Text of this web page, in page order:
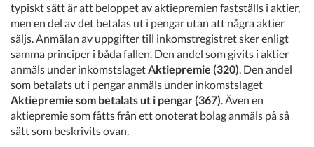
typiskt sätt är att beloppet av aktiepremien fastställs i aktier,
men en del av det betalas ut i pengar utan att några aktier
säljs. Anmälan av uppgifter till inkomstregistret sker enligt
samma principer i båda fallen. Den andel som givits i aktier
anmäls under inkomstslagetAktiepremie (320). Den andel
som betalats ut i pengar anmäls under inkomstslaget
Aktiepremie som betalats ut i pengar (367). Även en
aktiepremie som fåtts från ett onoterat bolag anmäls på så
sätt som beskrivits ovan.